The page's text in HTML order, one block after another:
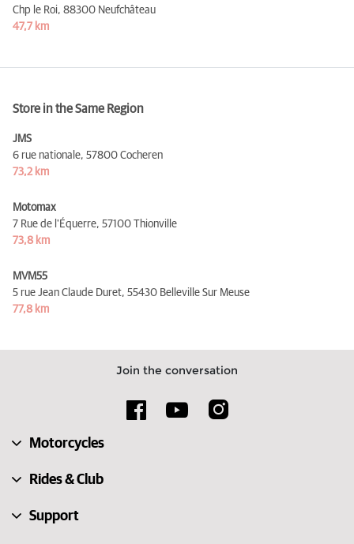
Chp le Roi, 88300 Neufchâteau
47,7 km
Store in the Same Region
JMS
6 rue nationale, 57800 Cocheren
73,2 km
Motomax
7 Rue de l'Équerre, 57100 Thionville
73,8 km
MVM55
5 rue Jean Claude Duret, 55430 Belleville Sur Meuse
77,8 km
Join the conversation
Motorcycles
Rides & Club
Support